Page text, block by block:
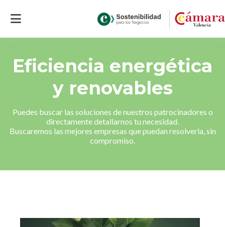
Eficiencia energética
y renovables
Puedes buscar las soluciones de nuestros patrocinadores o
directamente detallarnos tu necesidad.
Buscaremos las mejores empresas que puedan resolverla, sin
compromiso.